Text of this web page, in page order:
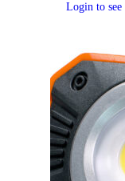
Login to see